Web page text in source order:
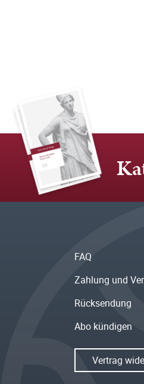
FAQ
Zahlung und
Rücksendung
Abo kündigen
Vertrag